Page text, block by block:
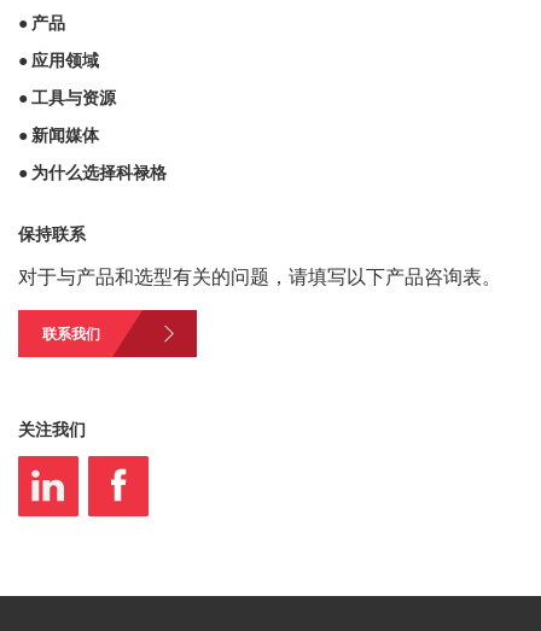
● 产品
● 应用领域
● 工具与资源
● 新闻媒体
● 为什么选择科禄格
保持联系
对于与产品和选型有关的问题，请填写以下产品咨询表。
联系我们
关注我们